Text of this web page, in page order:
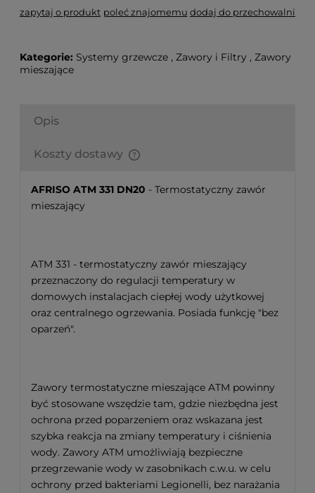
zapytaj o produkt poleć znajomemu dodaj do przechowalni
Kategorie: Systemy grzewcze , Zawory i Filtry , Zawory
mieszające
Opis
Koszty dostawy
produktów które się w nim znajdują.
AFRISO ATM 331 DN20 - Termostatyczny zawór
mieszający
ATM 331 - termostatyczny zawór mieszający
przeznaczony do regulacji temperatury w
domowych instalacjach ciepłej wody użytkowej
oraz centralnego ogrzewania. Posiada funkcję "bez
oparzeń".
Zawory termostatyczne mieszające ATM powinny
być stosowane wszędzie tam, gdzie niezbędna jest
ochrona przed poparzeniem oraz wskazana jest
szybka reakcja na zmiany temperatury i ciśnienia
wody. Zawory ATM umożliwiają bezpieczne
przegrzewanie wody w zasobnikach c.w.u. w celu
ochrony przed bakteriami Legionelli, bez narażania